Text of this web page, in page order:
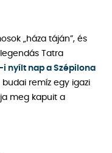
„háza táján”, és
Tatra
i nyílt nap a Szépilona
budai remíz egy igazi
meg kapuit a